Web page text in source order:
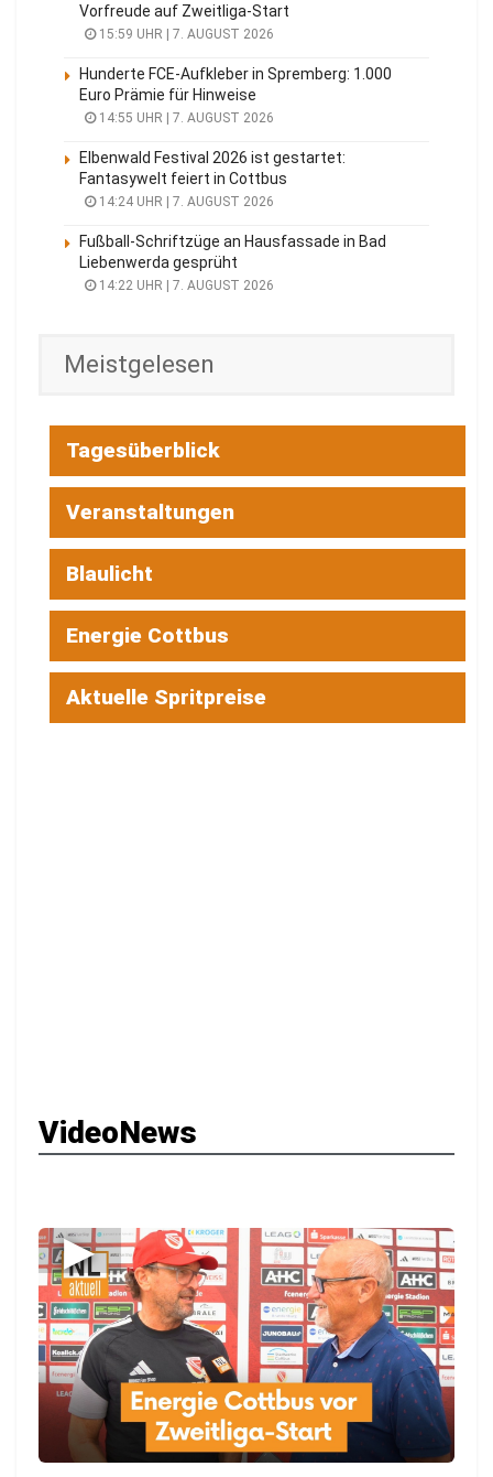
Vorfreude auf Zweitliga-Start
15:59 UHR | 7. AUGUST 2026
Hunderte FCE-Aufkleber in Spremberg: 1.000
Euro Prämie für Hinweise
14:55 UHR | 7. AUGUST 2026
Elbenwald Festival 2026 ist gestartet:
Fantasywelt feiert in Cottbus
14:24 UHR | 7. AUGUST 2026
Fußball-Schriftzüge an Hausfassade in Bad
Liebenwerda gesprüht
14:22 UHR | 7. AUGUST 2026
Meistgelesen
Tagesüberblick
Veranstaltungen
Blaulicht
Energie Cottbus
Aktuelle Spritpreise
VideoNews
▶